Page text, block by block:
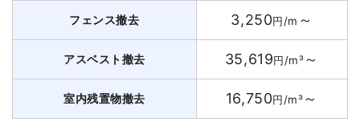
フェンス撤去 3,250円/m ～
アスベスト撤去 35,619円/m³～
室内残置物撤去 16,750円/m³～